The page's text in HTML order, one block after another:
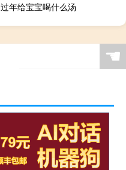
过年给宝宝喝什么汤
☚